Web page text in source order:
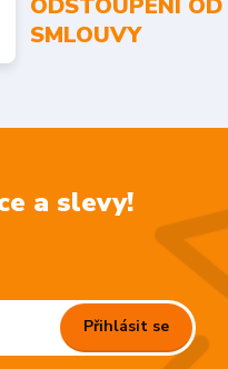
ODSTOUPENÍ OD
SMLOUVY
a slevy!
Přihlásit se